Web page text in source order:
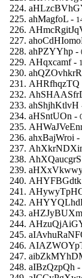
ahMagfoL -
ahPZYYhp -
AHqxcamf -
AHRfhqzTQ
ahShjhKtlvH
aHSntUOn -
ahxBajWroi -
aIBzQzpQh -